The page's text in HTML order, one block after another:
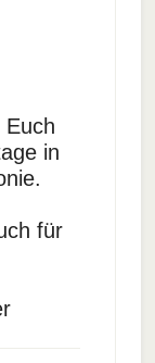
Euch
in
für